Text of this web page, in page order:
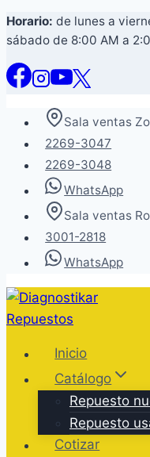
Saltar
al
contenido
Horario: de lunes a
sábado de 8:00 AM a
Sala ventas
2269-3047
2269-3048
WhatsApp
Sala ventas
3001-2818
WhatsApp
Inicio
Catálogo
Repuesto
Repuesto
Cotizar